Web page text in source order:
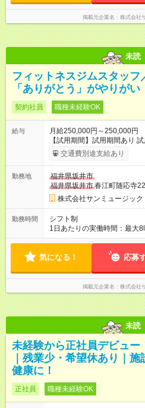
掲載元企業名 株式会社
未読
フィットネスジムスタッ
「ありがとう」がやりがい
契約社員 職種未経験OK
給与
月給250,000円～250,000円
【試用期間】試用期間あり
給与は本採用時と同じです。
交通費別途支給あり
勤務地
福井県坂井市
福井県坂井市春江町随応寺
株式会社サンミュージック
勤務時間
シフト制
1日あたりの実働時間：最大
20：00 ■土日祝／10：00～19：00 ★残業は月数回
気になる！ 応募
掲載元企業名 株式会社
未読
未経験から正社員デビュー
｜残業少・希望休あり｜
健康に！
正社員 職種未経験OK